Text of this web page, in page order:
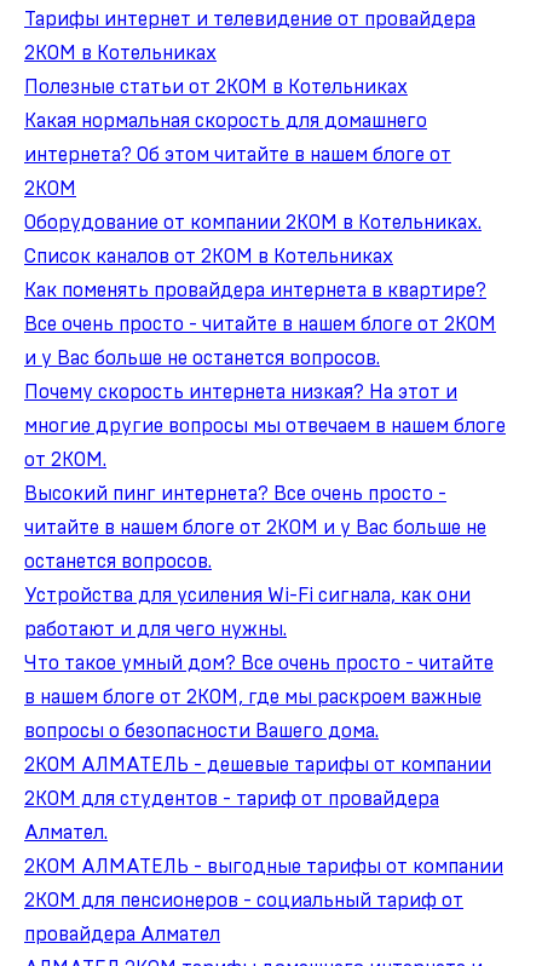
Тарифы интернет и телевидение от провайдера
2КОМ в Котельниках
Полезные статьи от 2КОМ в Котельниках
Какая нормальная скорость для домашнего
интернета? Об этом читайте в нашем блоге от
2КОМ
Оборудование от компании 2КОМ в Котельниках.
Список каналов от 2КОМ в Котельниках
Как поменять провайдера интернета в квартире?
Все очень просто - читайте в нашем блоге от 2КОМ
и у Вас больше не останется вопросов.
Почему скорость интернета низкая? На этот и
многие другие вопросы мы отвечаем в нашем блоге
от 2КОМ.
Высокий пинг интернета? Все очень просто -
читайте в нашем блоге от 2КОМ и у Вас больше не
останется вопросов.
Устройства для усиления Wi-Fi сигнала, как они
работают и для чего нужны.
Что такое умный дом? Все очень просто - читайте
в нашем блоге от 2КОМ, где мы раскроем важные
вопросы о безопасности Вашего дома.
2КОМ АЛМАТЕЛЬ - дешевые тарифы от компании
2КОМ для студентов - тариф от провайдера
Алмател.
2КОМ АЛМАТЕЛЬ - выгодные тарифы от компании
2КОМ для пенсионеров - социальный тариф от
провайдера Алмател